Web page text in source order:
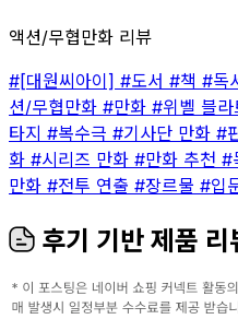
액션/무협만화 리뷰
#[대원씨아이] #도서 #책 #독
션/무협만화 #만화 #위벨 블
타지 #복수극 #기사단 만화 #
화 #시리즈 만화 #만화 추천 #
만화 #전투 연출 #장르물 #입
후기 기반 제품 리